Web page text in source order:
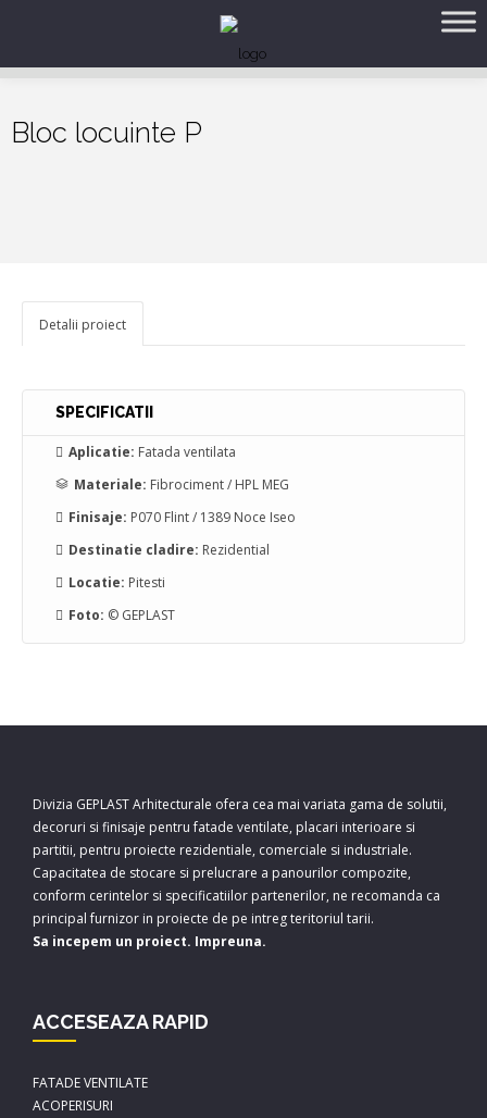
Bloc locuinte P
Detalii proiect
SPECIFICATII
Aplicatie: Fatada ventilata
Materiale: Fibrociment / HPL MEG
Finisaje: P070 Flint / 1389 Noce Iseo
Destinatie cladire: Rezidential
Locatie: Pitesti
Foto: © GEPLAST
Divizia GEPLAST Arhitecturale ofera cea mai variata gama de solutii,
decoruri si finisaje pentru fatade ventilate, placari interioare si
partitii, pentru proiecte rezidentiale, comerciale si industriale.
Capacitatea de stocare si prelucrare a panourilor compozite,
conform cerintelor si specificatiilor partenerilor, ne recomanda ca
principal furnizor in proiecte de pe intreg teritoriul tarii.
Sa incepem un proiect. Impreuna.
ACCESEAZA RAPID
FATADE VENTILATE
ACOPERISURI